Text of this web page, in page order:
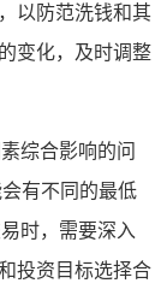
以防范洗钱和其
变化，及时调整
综合影响的问
有不同的最低
时，需要深入
投资目标选择合